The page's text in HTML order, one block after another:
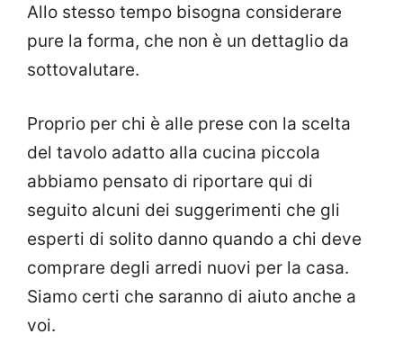
Allo stesso tempo bisogna considerare
pure la forma, che non è un dettaglio da
sottovalutare.
Proprio per chi è alle prese con la scelta
del tavolo adatto alla cucina piccola
abbiamo pensato di riportare qui di
seguito alcuni dei suggerimenti che gli
esperti di solito danno quando a chi deve
comprare degli arredi nuovi per la casa.
Siamo certi che saranno di aiuto anche a
voi.